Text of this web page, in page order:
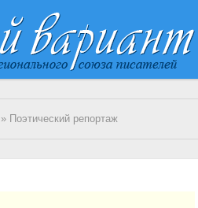
» Поэтический репортаж